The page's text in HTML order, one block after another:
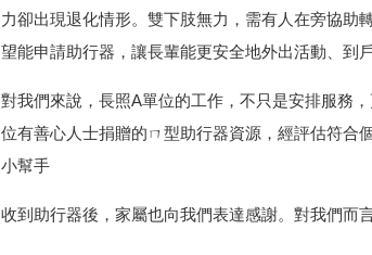
力卻出現退化情形。雙下肢無力，需有人在旁協助
望能申請助行器，讓長輩能更安全地外出活動、到
對我們來說，長照A單位的工作，不只是安排服務
位有善心人士捐贈的ㄇ型助行器資源，經評估符合
小幫手
收到助行器後，家屬也向我們表達感謝。對我們